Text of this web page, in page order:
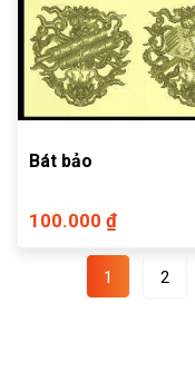
Bát bảo
100.000 ₫
1 2